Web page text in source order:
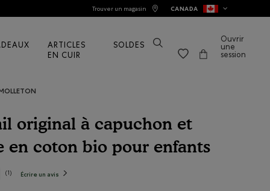
Trouver un magasin CANADA
ARTICLES
EN CUIR
SOLDES
Ouvrir
une
session
original à capuchon et
en coton bio pour enfants
de consommateurs
( 1 ) Écrire un avis